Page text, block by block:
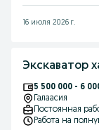
16 июля 2026 г.
Экскаватор
5 500 000 - 6
Галаасия
Постоянная
Работа на